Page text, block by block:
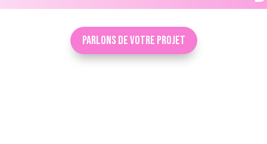
Parlons de votre projet